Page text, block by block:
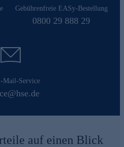
Gebührenfreie EASy-Bestellung
0800 29 888 29
Mail-Service
auf einen Blick